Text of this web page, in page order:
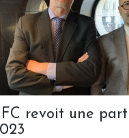
revoit une